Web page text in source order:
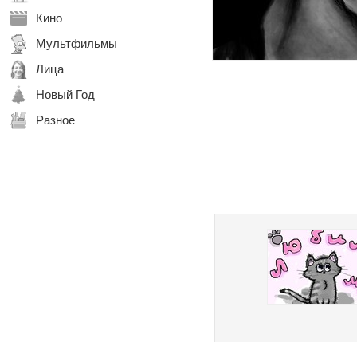
Кино
Мультфильмы
Лица
Новый Год
Разное